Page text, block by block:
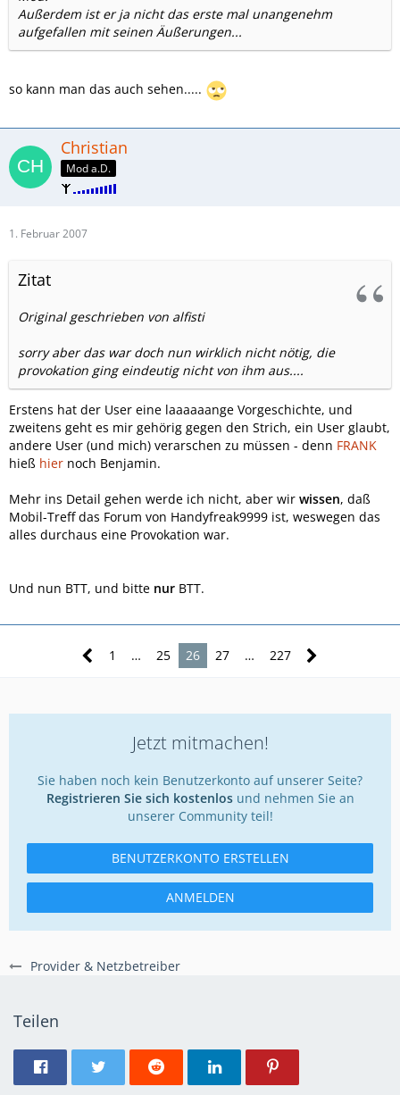
Provider & Netzbetreiber
Außerdem ist er ja nicht das erste mal unangenehm
aufgefallen mit seinen Äußerungen...
so kann man das auch sehen.....
Christian
Mod a.D.
1. Februar 2007
Zitat
Original geschrieben von alfisti
sorry aber das war doch nun wirklich nicht nötig, die
provokation ging eindeutig nicht von ihm aus....
Erstens hat der User eine laaaaaange Vorgeschichte, und
zweitens geht es mir gehörig gegen den Strich, ein User glaubt,
andere User (und mich) verarschen zu müssen - denn FRANK
hieß hier noch Benjamin.
Mehr ins Detail gehen werde ich nicht, aber wir wissen, daß
Mobil-Treff das Forum von Handyfreak9999 ist, weswegen das
alles durchaus eine Provokation war.
Und nun BTT, und bitte nur BTT.
1 … 25 26 27 … 227
Jetzt mitmachen!
Sie haben noch kein Benutzerkonto auf unserer Seite?
Registrieren Sie sich kostenlosund nehmen Sie an
unserer Community teil!
BENUTZERKONTO ERSTELLEN
ANMELDEN
Teilen